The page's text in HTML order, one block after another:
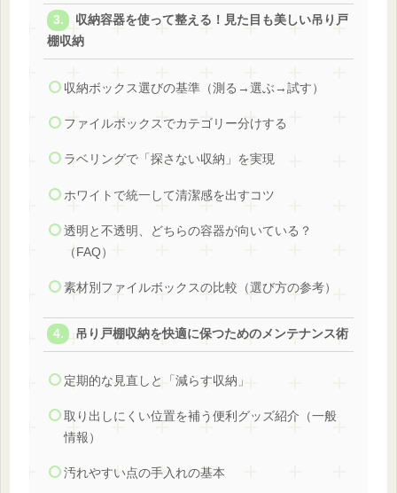
収納容器を使って整える！見た目も美しい吊り戸
棚収納
収納ボックス選びの基準（測る→選ぶ→試す）
ファイルボックスでカテゴリー分けする
ラベリングで「探さない収納」を実現
ホワイトで統一して清潔感を出すコツ
透明と不透明、どちらの容器が向いている？
（FAQ）
素材別ファイルボックスの比較（選び方の参考）
吊り戸棚収納を快適に保つためのメンテナンス術
定期的な見直しと「減らす収納」
取り出しにくい位置を補う便利グッズ紹介（一般
情報）
汚れやすい点の手入れの基本